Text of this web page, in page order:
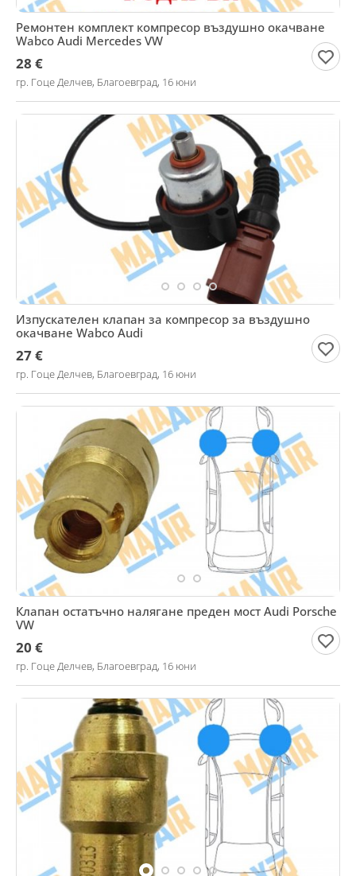
Ремонтен комплект компресор въздушно окачване
Wabco Audi Mercedes VW
28 €
гр. Гоце Делчев, Благоевград, 16 юни
Изпускателен клапан за компресор за въздушно
окачване Wabco Audi
27 €
гр. Гоце Делчев, Благоевград, 16 юни
Клапан остатъчно налягане преден мост Audi Porsche
VW
20 €
гр. Гоце Делчев, Благоевград, 16 юни